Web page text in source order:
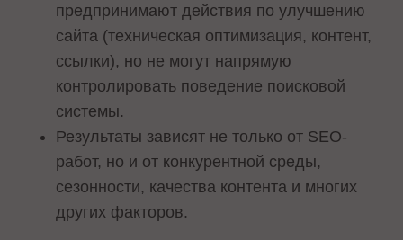
предпринимают действия по улучшению
сайта (техническая оптимизация, контент,
ссылки), но не могут напрямую
контролировать поведение поисковой
системы.
Результаты зависят не только от SEO-
работ, но и от конкурентной среды,
сезонности, качества контента и многих
других факторов.